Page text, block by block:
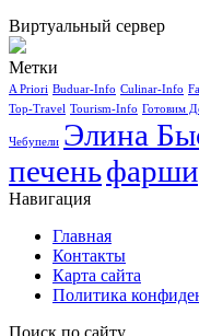
Виртуальный сервер
Метки
A Priori Buduar-Info Culinar-Info
Top-Travel Tourism-Info Готовим
Чебупели Элина
печень
Навигация
Главная
Контакты
Карта сайта
Политика
Поиск по сайту